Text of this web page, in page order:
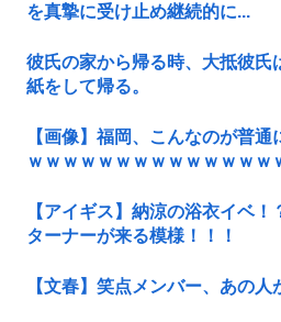
を真摯に受け止め継続的に...
彼氏の家から帰る時、大抵彼氏
紙をして帰る。
【画像】福岡、こんなのが普
ｗｗｗｗｗｗｗｗｗｗｗｗｗｗ
【アイギス】納涼の浴衣イベ
ターナーが来る模様！！！
【文春】笑点メンバー、あの人